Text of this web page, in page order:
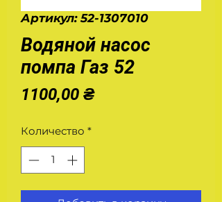
Артикул: 52-1307010
Водяной насос
помпа Газ 52
1100,00 ₴Цена
Количество *